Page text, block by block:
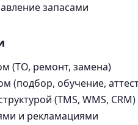
запасами
(ТО, ремонт, замена)
(подбор, обучение,
(TMS, WMS, CRM)
и рекламациями